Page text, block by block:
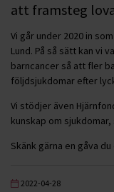
att framsteg
Vi går under 2020 in
Lund. På så sätt kan vi
barncancer så att fler
följdsjukdomar efter
Vi stödjer även
kunskap om
Skänk gärna en gåva du
2022-04-28